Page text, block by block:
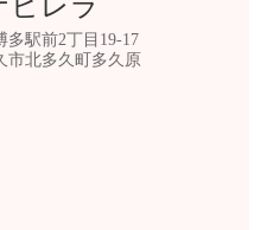
多駅前2丁目19-17
市北多久町多久原